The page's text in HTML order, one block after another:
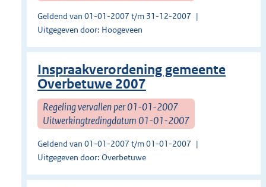
Geldend van 01-01-2007 t/m 31-12-2007
Uitgegeven door: Hoogeveen
Inspraakverordening gemeente
Overbetuwe 2007
Regeling vervallen per 01-01-2007
Uitwerkingtredingdatum 01-01-2007
Geldend van 01-01-2007 t/m 01-01-2007
Uitgegeven door: Overbetuwe